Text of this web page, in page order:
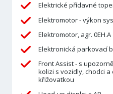
Elektrické přídavné
Elektromotor - výkon
Elektromotor, agr. 0EH.A
Elektronická parkovací
Front Assist - s
kolizi s vozidly, chodci
křižovatkou